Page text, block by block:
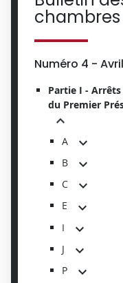
chambres
Numéro 4 -
Partie I -
du Premier
A
B
C
E
I
J
P